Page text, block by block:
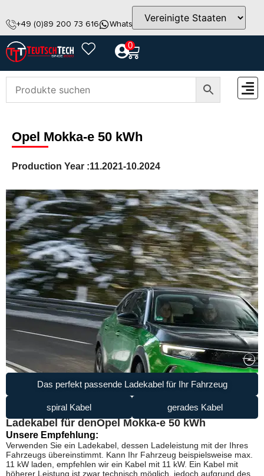
+49 (0)89 200 73 616 WhatsApp info@teutschtech.com
0
Opel Mokka-e 50 kWh
Production Year :11.2021-10.2024
Das perfekt passende Ladekabel für Ihr Fahrzeug
spiral Kabel gerades Kabel
Ladekabel für denOpel Mokka-e 50 kWh
Unsere Empfehlung:
Verwenden Sie ein Ladekabel, dessen Ladeleistung mit der Ihres
Fahrzeugs übereinstimmt. Kann Ihr Fahrzeug beispielsweise max.
11 kW laden, empfehlen wir ein Kabel mit 11 kW. Ein Kabel mit
höherer Leistung ist zwar technisch möglich, jedoch aufgrund des